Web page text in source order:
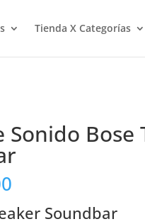
Tienda X Categorías
Sonido Bose
Soundbar